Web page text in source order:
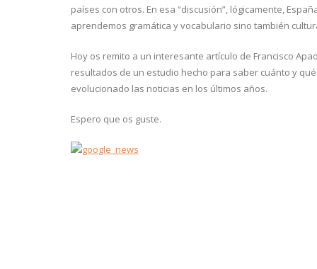
países con otros. En esa “discusión”, lógicamente,
aprendemos gramática y vocabulario sino también
Hoy os remito a un interesante artículo de Francisco
resultados de un estudio hecho para saber cuánto y
evolucionado las noticias en los últimos años.
Espero que os guste.